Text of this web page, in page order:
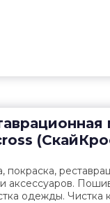
покраска,
аксессуаров.
одежды. Чистка